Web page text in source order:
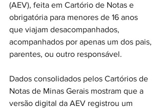
(AEV), feita em Cartório de Notas e
obrigatória para menores de 16 anos
que viajam desacompanhados,
acompanhados por apenas um dos pais,
parentes, ou outro responsável.
Dados consolidados pelos Cartórios de
Notas de Minas Gerais mostram que a
versão digital da AEV registrou um